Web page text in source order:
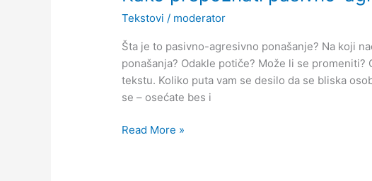
Tekstovi / moderator
Šta je to pasivno-agresivno ponašanje? Na koji
ponašanja? Odakle potiče? Može li se
tekstu. Koliko puta vam se desilo da se bliska
se – osećate bes i
Read More »